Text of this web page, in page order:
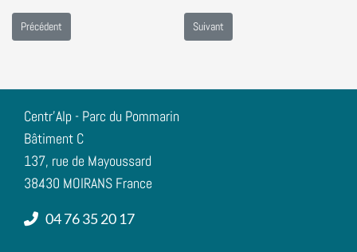
Article précédent : LabVIEW Debugging – Bonnes pratiques de développeurs,
Précédent Article suivant : Nigel™ AI Advisor : le
Suivant
Centr'Alp - Parc du Pommarin
Bâtiment C
137, rue de Mayoussard
38430 MOIRANS France
04 76 35 20 17